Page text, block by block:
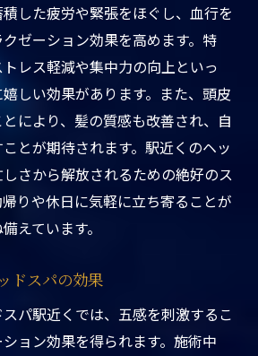
消に役立つ施術メニュー
すめの施術プラン
をアロマで癒す方法
ヘッドスパが提供する究極の心
セラピストが行うマッサージ
から美を引き出す施術
っておきたい基礎知識
ラックスを持続させるコツ
ための贅沢プラン
した疲労や緊張をほぐし、血行を
ゼーション効果を高めます。特
レス軽減や集中力の向上といっ
しい効果があります。また、頭皮
により、髪の質感も改善され、自
とが期待されます。駅近くのヘッ
さから解放されるための絶好のス
りや休日に気軽に立ち寄ることが
えています。
ドスパの効果
パ駅近くでは、五感を刺激するこ
ョン効果を得られます。施術中